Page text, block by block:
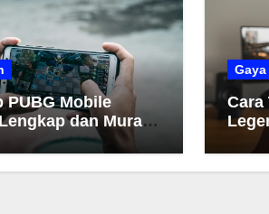
PUBG Mobile
dan Murah
Cara